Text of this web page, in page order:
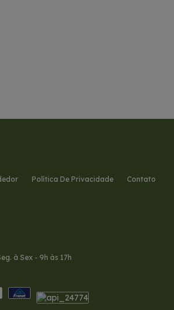
Política De Privacidade Contato
à Sex - 9h às 17h